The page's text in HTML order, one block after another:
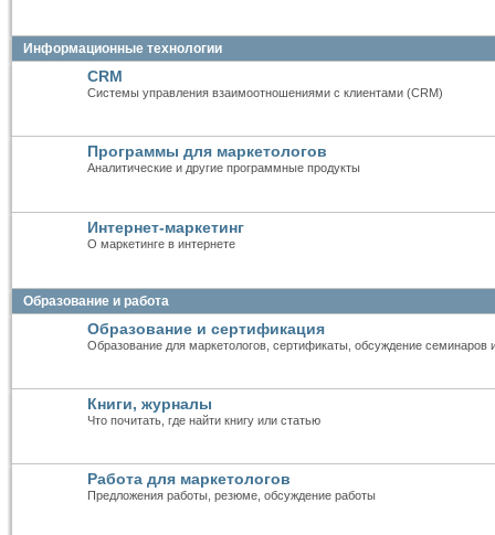
Информационные технологии
CRM
Системы управления взаимоотношениями с клиентами (CRM)
Программы для маркетологов
Аналитические и другие программные продукты
Интернет-маркетинг
О маркетинге в интернете
Образование и работа
Образование и сертификация
Образование для маркетологов, сертификаты, обсуждение семинаров
Книги, журналы
Что почитать, где найти книгу или статью
Работа для маркетологов
Предложения работы, резюме, обсуждение работы